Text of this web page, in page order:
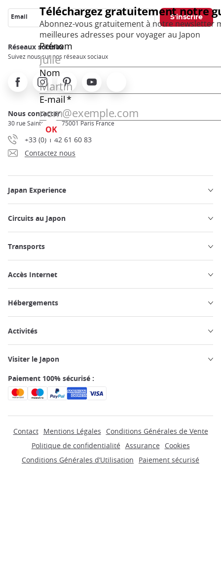
Email
Réseaux sociaux
Suivez nous sur nos réseaux sociaux
FacebookInstagramPinterest Youtube
Nous contacter
30 rue Sainte Anne 75001 Paris France
+33 (0) 1 42 61 60 83
Contactez nous
Japan Experience
Circuits au Japon
Transports
Accès Internet
Hébergements
Activités
Visiter le Japon
Paiement 100% sécurisé :
Contact Mentions Légales
Conditions Générales de Vente
Politique de confidentialité Assurance
Cookies
Conditions Générales d’Utilisation
Paiement sécurisé